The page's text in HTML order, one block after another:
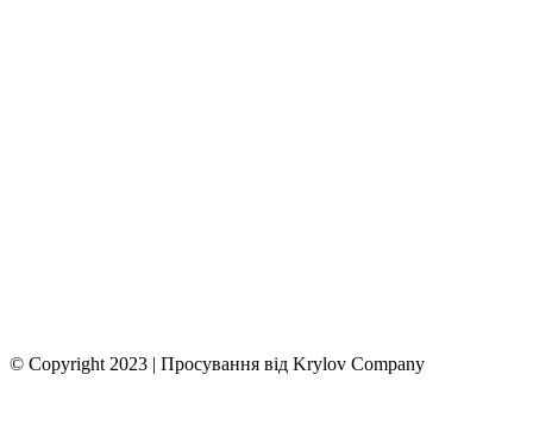
© Copyright 2023 | Просування від Krylov Company